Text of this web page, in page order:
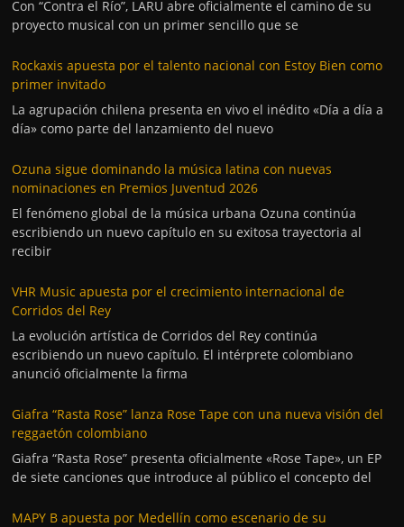
Con “Contra el Río”, LARU abre oficialmente el camino de su
proyecto musical con un primer sencillo que se
Rockaxis apuesta por el talento nacional con Estoy Bien como
primer invitado
La agrupación chilena presenta en vivo el inédito «Día a día a
día» como parte del lanzamiento del nuevo
Ozuna sigue dominando la música latina con nuevas
nominaciones en Premios Juventud 2026
El fenómeno global de la música urbana Ozuna continúa
escribiendo un nuevo capítulo en su exitosa trayectoria al
recibir
VHR Music apuesta por el crecimiento internacional de
Corridos del Rey
La evolución artística de Corridos del Rey continúa
escribiendo un nuevo capítulo. El intérprete colombiano
anunció oficialmente la firma
Giafra “Rasta Rose” lanza Rose Tape con una nueva visión del
reggaetón colombiano
Giafra “Rasta Rose” presenta oficialmente «Rose Tape», un EP
de siete canciones que introduce al público el concepto del
MAPY B apuesta por Medellín como escenario de su